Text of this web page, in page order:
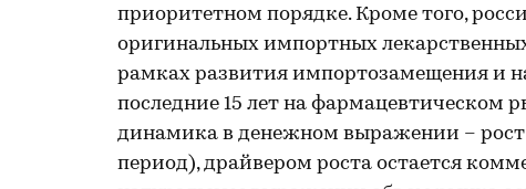
приоритетном порядке. Кроме того,
оригинальных импортных
рамках развития импортозамещения и
последние 15 лет на фармацевтическом
динамика в денежном выражении – рост
период), драйвером роста остается